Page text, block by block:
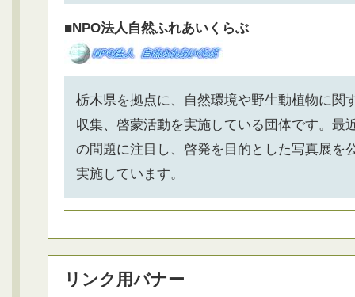
■NPO法人自然ふれあいくらぶ
栃木県を拠点に、自然環境や野生動植物に関
収集、啓蒙活動を実施している団体です。最
の問題に注目し、啓発を目的とした写真展を
実施しています。
リンク用バナー